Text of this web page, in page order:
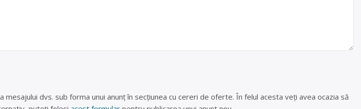
mesajului dvs. sub forma unui anunț în secțiunea cu cereri de oferte. În felul acesta veți avea ocazia să